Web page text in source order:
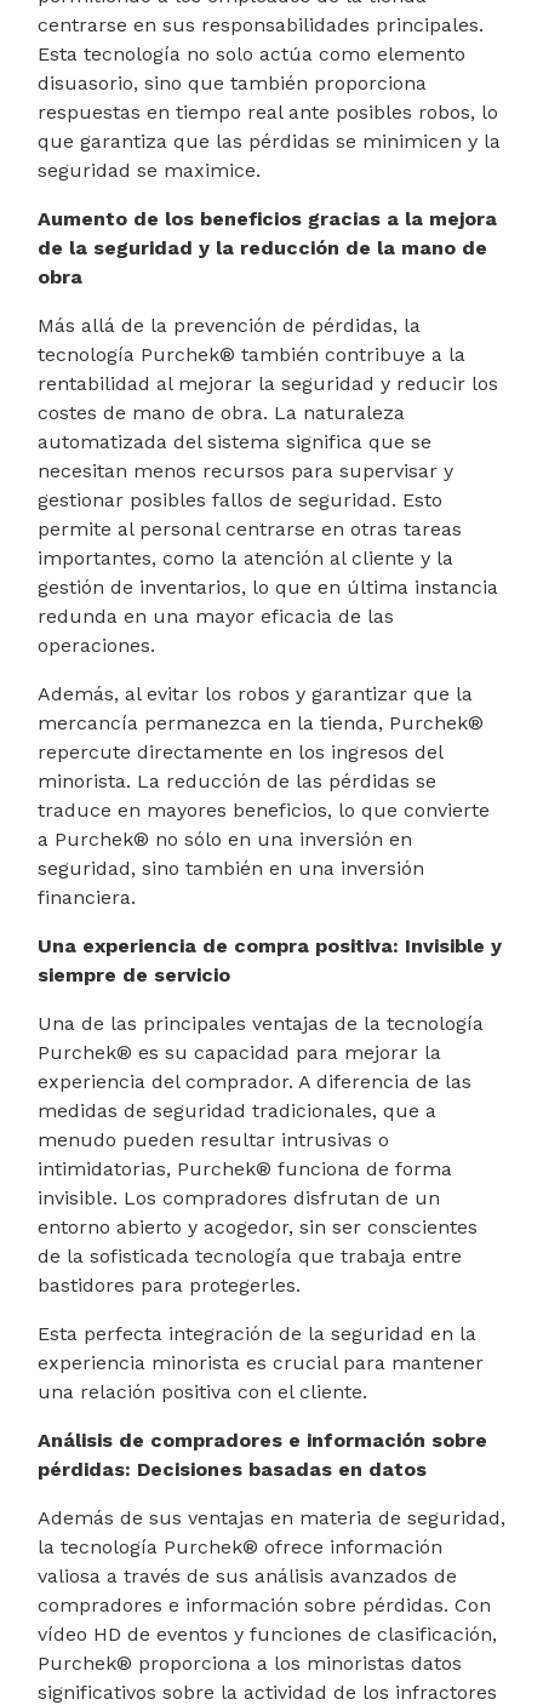
centrarse en sus responsabilidades principales.
Esta tecnología no solo actúa como elemento
disuasorio, sino que también proporciona
respuestas en tiempo real ante posibles robos, lo
que garantiza que las pérdidas se minimicen y la
seguridad se maximice.
Aumento de los beneficios gracias a la mejora
de la seguridad y la reducción de la mano de
obra
Más allá de la prevención de pérdidas, la
tecnología Purchek® también contribuye a la
rentabilidad al mejorar la seguridad y reducir los
costes de mano de obra. La naturaleza
automatizada del sistema significa que se
necesitan menos recursos para supervisar y
gestionar posibles fallos de seguridad. Esto
permite al personal centrarse en otras tareas
importantes, como la atención al cliente y la
gestión de inventarios, lo que en última instancia
redunda en una mayor eficacia de las
operaciones.
Además, al evitar los robos y garantizar que la
mercancía permanezca en la tienda, Purchek®
repercute directamente en los ingresos del
minorista. La reducción de las pérdidas se
traduce en mayores beneficios, lo que convierte
a Purchek® no sólo en una inversión en
seguridad, sino también en una inversión
financiera.
Una experiencia de compra positiva: Invisible y
siempre de servicio
Una de las principales ventajas de la tecnología
Purchek® es su capacidad para mejorar la
experiencia del comprador. A diferencia de las
medidas de seguridad tradicionales, que a
menudo pueden resultar intrusivas o
intimidatorias, Purchek® funciona de forma
invisible. Los compradores disfrutan de un
entorno abierto y acogedor, sin ser conscientes
de la sofisticada tecnología que trabaja entre
bastidores para protegerles.
Esta perfecta integración de la seguridad en la
experiencia minorista es crucial para mantener
una relación positiva con el cliente.
Análisis de compradores e información sobre
pérdidas: Decisiones basadas en datos
Además de sus ventajas en materia de seguridad,
la tecnología Purchek® ofrece información
valiosa a través de sus análisis avanzados de
compradores e información sobre pérdidas. Con
vídeo HD de eventos y funciones de clasificación,
Purchek® proporciona a los minoristas datos
significativos sobre la actividad de los infractores